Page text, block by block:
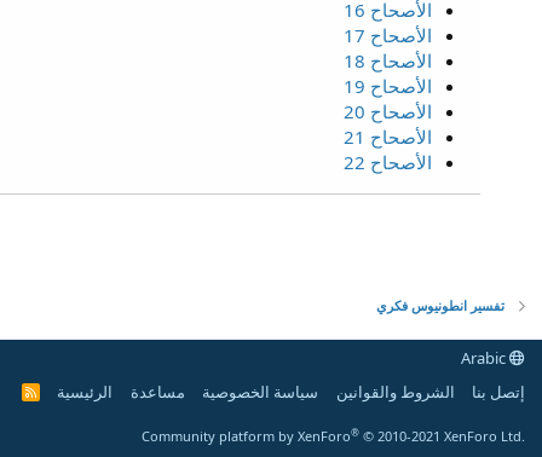
الأصحاح 16
الأصحاح 17
الأصحاح 18
الأصحاح 19
الأصحاح 20
الأصحاح 21
الأصحاح 22
تفسير انطونيوس فكري
إتصل بنا
الشروط والقوانين سياسة الخصوصية مساعدة الرئيسية
R
Community platform by XenForo® © 2010-2021 XenForo Ltd.